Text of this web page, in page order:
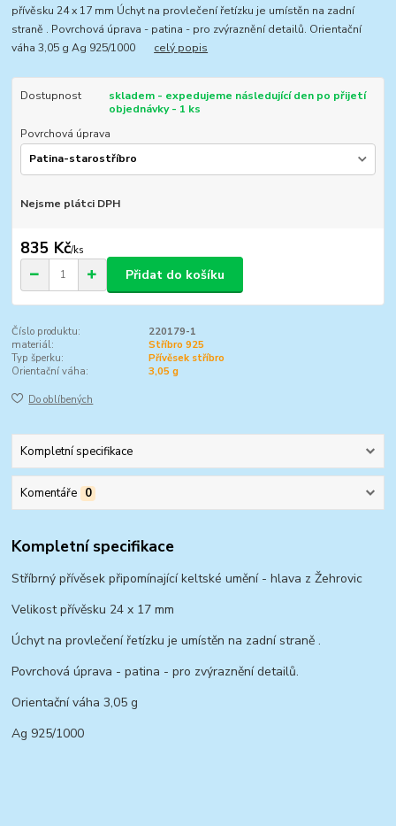
přívěsku 24 x 17 mm Úchyt na provlečení řetízku je umístěn na zadní
straně . Povrchová úprava - patina - pro zvýraznění detailů. Orientační
váha 3,05 g Ag 925/1000 celý popis
Dostupnost
skladem - expedujeme následující den po přijetí
objednávky - 1 ks
Povrchová úprava
Nejsme plátci DPH
835 Kč/ks
Přidat do košíku
Číslo produktu:
220179-1
materiál:
Stříbro 925
Typ šperku:
Přívěsek stříbro
Orientační váha:
3,05 g
Do oblíbených
Kompletní specifikace
Komentáře 0
Kompletní specifikace
Stříbrný přívěsek připomínající keltské umění - hlava z Žehrovic
Velikost přívěsku 24 x 17 mm
Úchyt na provlečení řetízku je umístěn na zadní straně .
Povrchová úprava - patina - pro zvýraznění detailů.
Orientační váha 3,05 g
Ag 925/1000